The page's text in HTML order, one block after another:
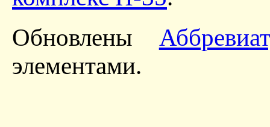
Обновлены
элементами.